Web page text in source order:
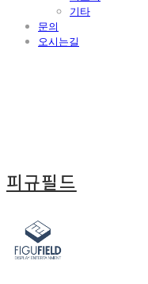
기타
문의
오시는길
피규필드